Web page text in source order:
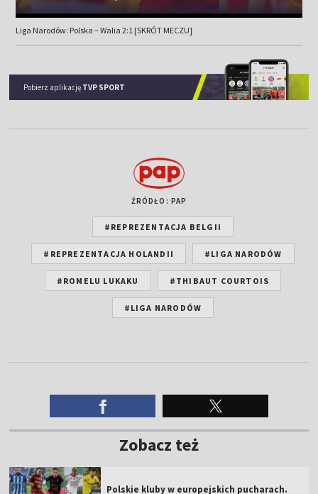
Liga Narodów: Polska – Walia 2:1 [SKRÓT MECZU]
Pobierz aplikację TVP SPORT
ŹRÓDŁO: PAP
#REPREZENTACJA BELGII
#REPREZENTACJA HOLANDII #LIGA NARODÓW
#ROMELU LUKAKU #THIBAUT COURTOIS
#LIGA NARODÓW
Zobacz też
Polskie kluby w europejskich pucharach.